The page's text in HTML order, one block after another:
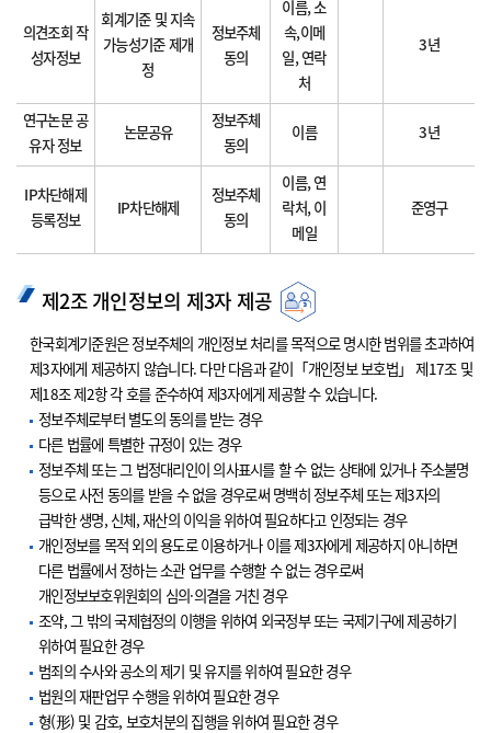
의견조회 작
성자정보
회계기준 및 지속
가능성기준 제개
정
정보주체
동의
이름, 소
속,이메
일, 연락
처
3년
연구논문 공
유자 정보
논문공유
정보주체
동의
이름 3년
IP차단해제
등록정보
IP차단해제
정보주체
동의
이름, 연
락처, 이
메일
준영구
제2조 개인정보의 제3자 제공
한국회계기준원은 정보주체의 개인정보 처리를 목적으로 명시한 범위를 초과하여
제3자에게 제공하지 않습니다. 다만 다음과 같이「개인정보 보호법」 제17조 및
제18조 제2항 각 호를 준수하여 제3자에게 제공할 수 있습니다.
정보주체로부터 별도의 동의를 받는 경우
다른 법률에 특별한 규정이 있는 경우
정보주체 또는 그 법정대리인이 의사표시를 할 수 없는 상태에 있거나 주소불명
등으로 사전 동의를 받을 수 없을 경우로써 명백히 정보주체 또는 제3자의
급박한 생명, 신체, 재산의 이익을 위하여 필요하다고 인정되는 경우
개인정보를 목적 외의 용도로 이용하거나 이를 제3자에게 제공하지 아니하면
다른 법률에서 정하는 소관 업무를 수행할 수 없는 경우로써
개인정보보호위원회의 심의·의결을 거친 경우
조약, 그 밖의 국제협정의 이행을 위하여 외국정부 또는 국제기구에 제공하기
위하여 필요한 경우
범죄의 수사와 공소의 제기 및 유지를 위하여 필요한 경우
법원의 재판업무 수행을 위하여 필요한 경우
형(形) 및 감호, 보호처분의 집행을 위하여 필요한 경우